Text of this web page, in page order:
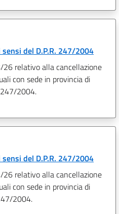
del D.P.R. 247/2004
relativo alla cancellazione
con sede in provincia di
247/2004.
del D.P.R. 247/2004
relativo alla cancellazione
con sede in provincia di
2004.